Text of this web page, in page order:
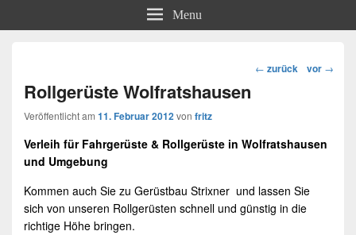
Menu
Beitragsnavigation
← zurück vor →
Rollgerüste Wolfratshausen
Veröffentlicht am 11. Februar 2012von fritz
Verleih für Fahrgerüste & Rollgerüste in Wolfratshausen
und Umgebung
Kommen auch Sie zu Gerüstbau Strixner und lassen Sie
sich von unseren Rollgerüsten schnell und günstig in die
richtige Höhe bringen.